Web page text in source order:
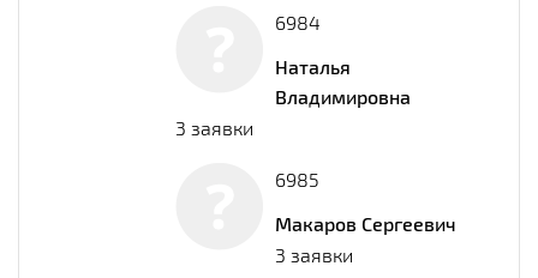
6984
Наталья
Владимировна
3 заявки
6985
Макаров Сергеевич
3 заявки